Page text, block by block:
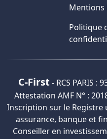
Mentions
Politique
C-First - RCS PARIS :
Attestation AMF N° :
Inscription sur le Registre
assurance, banque et
Conseiller en